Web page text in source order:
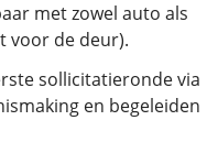
met zowel auto als
voor de deur).
sollicitatieronde via
en begeleiden